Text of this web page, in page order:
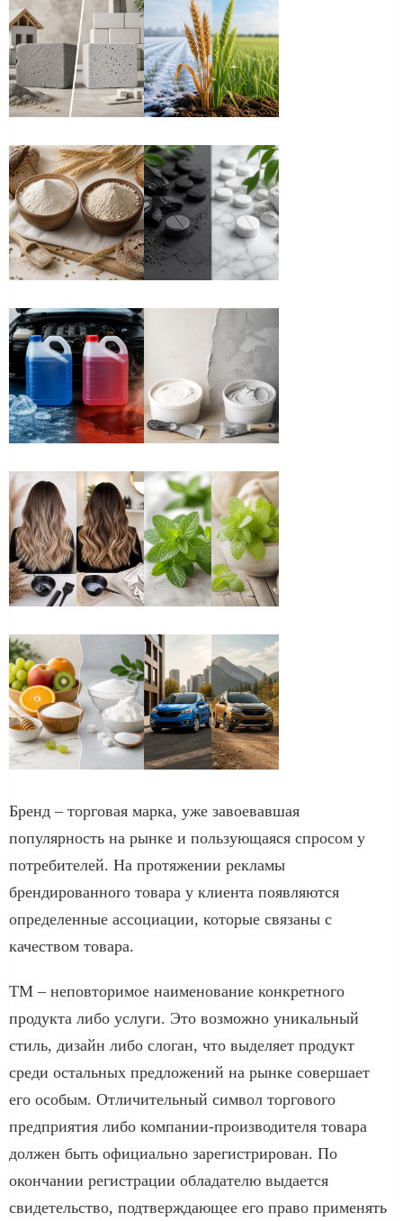
Бренд – торговая марка, уже завоевавшая
популярность на рынке и пользующаяся спросом у
потребителей. На протяжении рекламы
брендированного товара у клиента появляются
определенные ассоциации, которые связаны с
качеством товара.
ТМ – неповторимое наименование конкретного
продукта либо услуги. Это возможно уникальный
стиль, дизайн либо слоган, что выделяет продукт
среди остальных предложений на рынке совершает
его особым. Отличительный символ торгового
предприятия либо компании-производителя товара
должен быть официально зарегистрирован. По
окончании регистрации обладателю выдается
свидетельство, подтверждающее его право применять